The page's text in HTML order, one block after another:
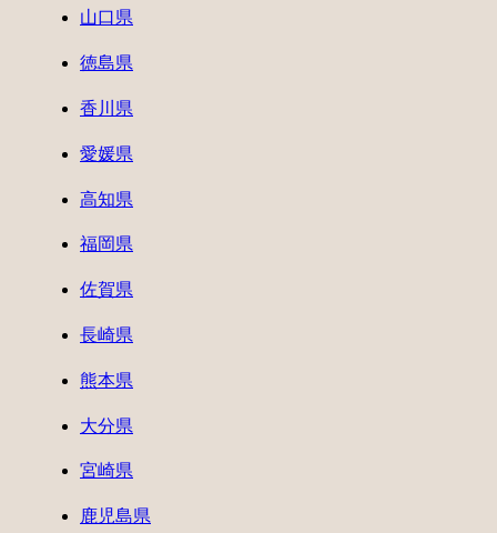
山口県
徳島県
香川県
愛媛県
高知県
福岡県
佐賀県
長崎県
熊本県
大分県
宮崎県
鹿児島県